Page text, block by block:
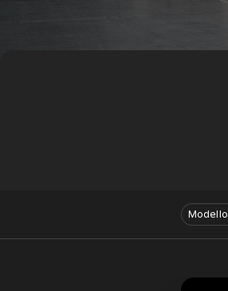
Modello